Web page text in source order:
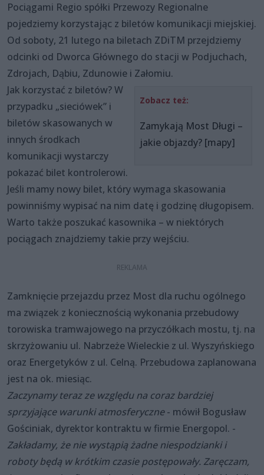
Pociągami Regio spółki Przewozy Regionalne
pojedziemy korzystając z biletów komunikacji miejskiej.
Od soboty, 21 lutego na biletach ZDiTM przejdziemy
odcinki od Dworca Głównego do stacji w Podjuchach,
Zdrojach, Dąbiu, Zdunowie i Załomiu.
Zobacz też:
Zamykają Most Długi –
jakie objazdy? [mapy]
Jak korzystać z biletów? W
przypadku „sieciówek” i
biletów skasowanych w
innych środkach
komunikacji wystarczy
pokazać bilet kontrolerowi.
Jeśli mamy nowy bilet, który wymaga skasowania
powinniśmy wypisać na nim datę i godzinę długopisem.
Warto także poszukać kasownika – w niektórych
pociągach znajdziemy takie przy wejściu.
Zamknięcie przejazdu przez Most dla ruchu ogólnego
ma związek z koniecznością wykonania przebudowy
torowiska tramwajowego na przyczółkach mostu, tj. na
skrzyżowaniu ul. Nabrzeże Wieleckie z ul. Wyszyńskiego
oraz Energetyków z ul. Celną. Przebudowa zaplanowana
jest na ok. miesiąc.
Zaczynamy teraz ze względu na coraz bardziej
sprzyjające warunki atmosferyczne- mówił Bogusław
Gościniak, dyrektor kontraktu w firmie Energopol. -
Zakładamy, że nie wystąpią żadne niespodzianki i
roboty będą w krótkim czasie postępowały. Zaręczam,